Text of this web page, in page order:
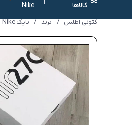
کالاها
Nike
کتونی اطلس / برند / نایک Nike